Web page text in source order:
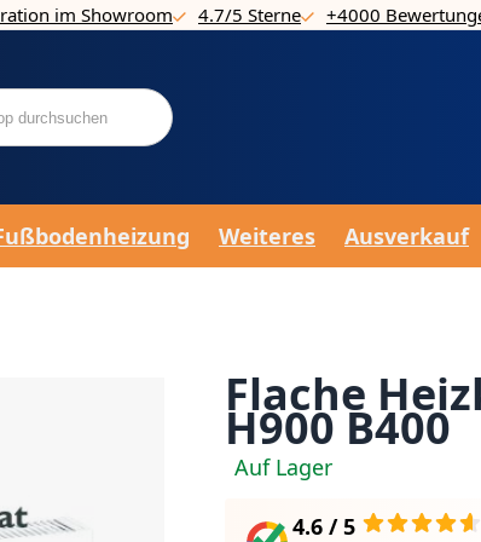
im Showroom 4.7/5 Sterne +4000
Weiteres Ausverkauf
Flache
H900 B400
Auf Lager
4.6 / 5